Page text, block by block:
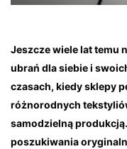
Jeszcze wiele lat temu
ubrań dla siebie i
czasach, kiedy sklepy
różnorodnych
samodzielną
poszukiwania